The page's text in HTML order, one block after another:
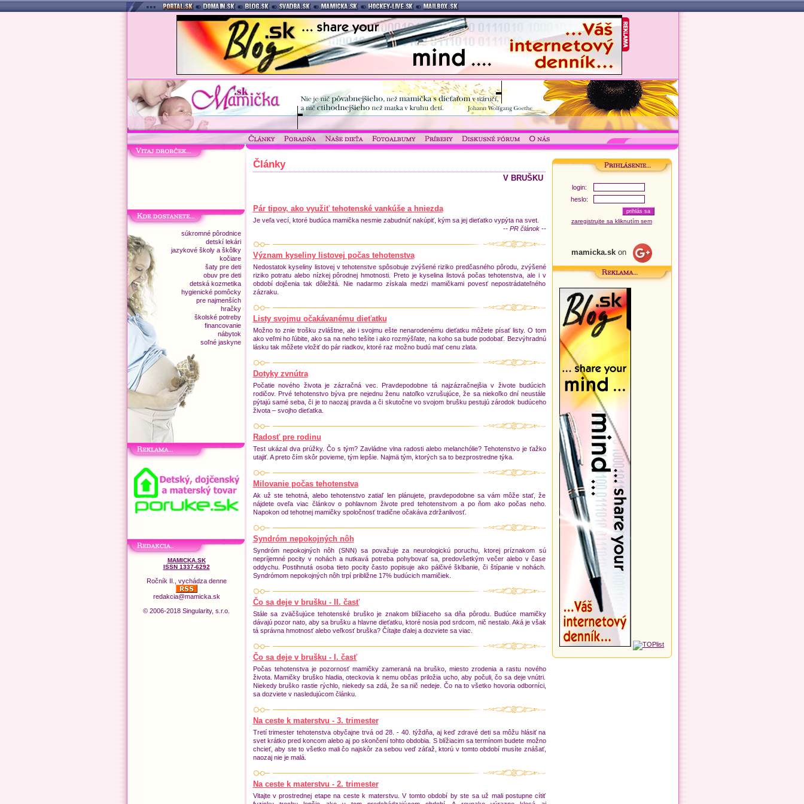
súkromné pôrodnice
detskí lekári
jazykové školy a škôlky
kočiare
šaty pre deti
obuv pre deti
detská kozmetika
hygienické pomôcky
pre najmenších
hračky
školské potreby
financovanie
nábytok
soľné jaskyne
MAMICKA.SK
ISSN 1337-6292
Ročník II., vychádza denne
redakcia@mamicka.sk
© 2006-2018 Singularity, s.r.o.
Články
V BRUŠKU
Pár tipov, ako využiť tehotenské vankúše a hniezda
Je veľa vecí, ktoré budúca mamička nesmie zabudnúť nakúpiť, kým sa jej dieťatko vypýta na svet.
-- PR článok --
Význam kyseliny listovej počas tehotenstva
Nedostatok kyseliny listovej v tehotenstve spôsobuje zvýšené riziko predčasného pôrodu, zvýšené
riziko potratu alebo nízkej pôrodnej hmotnosti. Preto je kyselina listová počas tehotenstva, ale i v
období dojčenia tak dôležitá. Nie nadarmo získala medzi mamičkami povesť nepostrádateľného
zázraku.
Listy svojmu očakávanému dieťatku
Možno to znie trošku zvláštne, ale i svojmu ešte nenarodenému dieťatku môžete písať listy. O tom
ako veľmi ho ľúbite, ako sa na neho tešíte i ako rozmýšľate, na koho sa bude podobať. Bezvýhradnú
lásku tak môžete vložiť do pár riadkov, ktoré raz možno budú mať cenu zlata.
Dotyky zvnútra
Počatie nového života je zázračná vec. Pravdepodobne tá najzázračnejšia v živote budúcich
rodičov. Prvé tehotenstvo býva pre nejednu ženu natoľko vzrušujúce, že sa niekoľko dní neustále
pýtajú samé seba, či je to naozaj pravda a či skutočne vo svojom brušku pestujú zárodok budúceho
života – svojho dieťatka.
Radosť pre rodinu
Test ukázal dva prúžky. Čo s tým? Zavládne vlna radosti alebo melanchólie? Tehotenstvo je ťažko
utajiť. A preto čím skôr povieme, tým lepšie. Najmä tým, ktorých sa to bezprostredne týka.
Milovanie počas tehotenstva
Ak už ste tehotná, alebo tehotenstvo zatiaľ len plánujete, pravdepodobne sa vám môže stať, že
nájdete oveľa viac článkov o pohlavnom živote pred tehotenstvom a po ňom ako počas neho.
Napokon od tehotnej mamičky spoločnosť tradične očakáva zdržanlivosť.
Syndróm nepokojných nôh
Syndróm nepokojných nôh (SNN) sa považuje za neurologickú poruchu, ktorej príznakom sú
nepríjemné pocity v nohách a nutkavá potreba pohybovať sa, predovšetkým večer alebo v čase
oddychu. Postihnutá osoba tieto pocity často popisuje ako pálčivé šklbanie, či štípanie v nohách.
Syndrómom nepokojných nôh trpí približne 17% budúcich mamičiek.
Čo sa deje v brušku - II. časť
Stále sa zväčšujúce tehotenské bruško je znakom blížiaceho sa dňa pôrodu. Budúce mamičky
dávajú pozor nato, aby sa brušku a hlavne dieťatku, ktoré nosia pod srdcom, nič nestalo. Aká je však
tá správna hmotnosť alebo veľkosť bruška? Čítajte ďalej a dozviete sa viac.
Čo sa deje v brušku - I. časť
Počas tehotenstva je pozornosť mamičky zameraná na bruško, miesto zrodenia a rastu nového
života. Mamičky bruško hladia, oteckovia k nemu občas priložia ucho, aby počuli, čo sa deje vnútri.
Niekedy bruško rastie rýchlo, niekedy sa zdá, že sa nič nedeje. Čo na to všetko hovoria odborníci,
sa dozviete v nasledujúcom článku.
Na ceste k materstvu - 3. trimester
Tretí trimester tehotenstva obyčajne trvá od 28. - 40. týždňa, aj keď zdravé deti sa môžu hlásiť na
svet krátko pred koncom alebo aj po skončení tohto obdobia. S blížiacim sa termínom budete možno
chcieť, aby ste to všetko mali čo najskôr za sebou veď záťaž, ktorú v tomto období musíte znášať,
naozaj nie je malá.
Na ceste k materstvu - 2. trimester
Vitajte v prostrednej etape na ceste k materstvu. V tomto období by ste sa už mali postupne cítiť
login:
heslo:
zaregistrujte sa kliknutím sem
mamicka.sk on